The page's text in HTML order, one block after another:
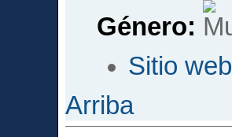
Género:
Sitio web
Arriba